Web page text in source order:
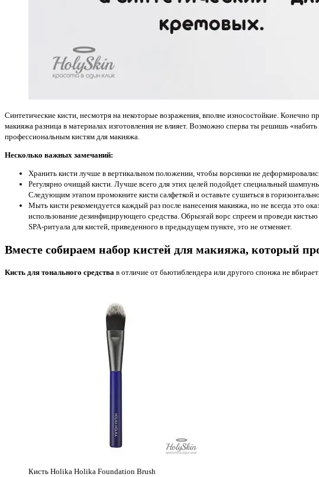
Синтетические кисти, несмотря на некоторые возражения, вполне износостойкие. Конечно
макияжа разница в материалах изготовления не влияет. Возможно сперва ты решишь
профессиональным кистям для макияжа.
Несколько важных замечаний:
Хранить кисти лучше в вертикальном положении, чтобы ворсинки не
Регулярно очищай кисти. Лучше всего для этих целей подойдет специальный
Следующим этапом промокните кисти салфеткой и оставьте сушиться в
Мыть кисти рекомендуется каждый раз после нанесения макияжа, но не всегда это
использование дезинфицирующего средства. Обрызгай ворс спреем и проведи
SPA-ритуала для кистей, приведенного в предыдущем пункте, это не отменяет.
Вместе собираем набор кистей для макияжа, который
Кисть для тонального средства в отличие от бьютиблендера или другого спонжа не
Кисть Holika Holika Foundation Brush